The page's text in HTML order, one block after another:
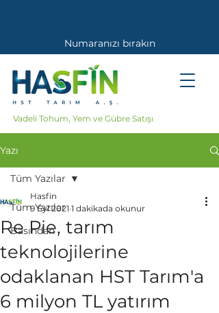
Numaranızı bırakın
Sizi Arayalım
Vadeli Tohum, Yem ve Gübre Satışı
Yazı
Tüm Yazılar
Basından
Tüm Yazılar
Re Pie, tarım
teknolojilerine
odaklanan HST Tarım'a
6 milyon TL yatırım
Hasfin
9 Eyl 2021 1 dakikada okunur